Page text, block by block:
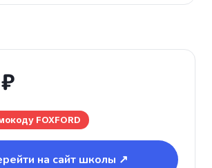
FOXFORD
на сайт школы ↗